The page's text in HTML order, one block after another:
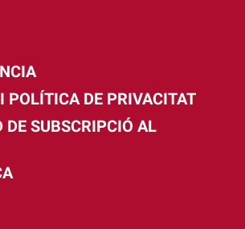
POLÍTICA DE PRIVACITAT
DE SUBSCRIPCIÓ AL